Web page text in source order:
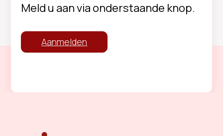
Meld u aan via onderstaande knop.
Aanmelden